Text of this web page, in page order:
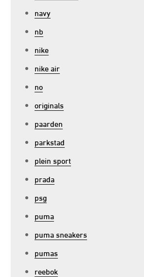
navy
nb
nike
nike air
no
originals
paarden
parkstad
plein sport
prada
psg
puma
puma sneakers
pumas
reebok